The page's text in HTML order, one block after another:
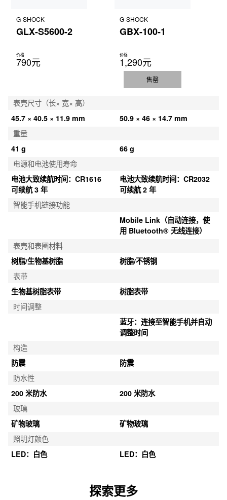
G-SHOCK
GLX-S5600-2
价格
790元
G-SHOCK
GBX-100-1
价格
1,290元
售罄
表壳尺寸（长× 宽× 高）
45.7 × 40.5 × 11.9 mm
50.9 × 46 × 14.7 mm
重量
41 g
66 g
电源和电池使用寿命
电池大致续航时间：CR1616
可续航 3 年
电池大致续航时间：CR2032
可续航 2 年
智能手机链接功能
Mobile Link（自动连接，使
用 Bluetooth® 无线连接）
表壳和表圈材料
树脂/生物基树脂
树脂/不锈钢
表带
生物基树脂表带
树脂表带
时间调整
蓝牙：连接至智能手机并自动
调整时间
构造
防震
防震
防水性
200 米防水
200 米防水
玻璃
矿物玻璃
矿物玻璃
照明灯颜色
LED：白色
LED：白色
探索更多